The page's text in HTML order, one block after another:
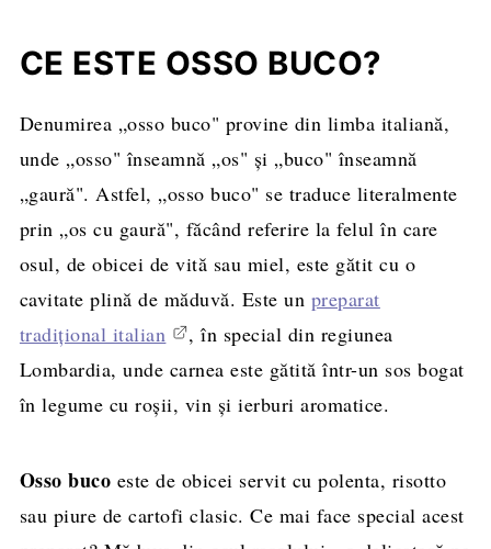
CE ESTE OSSO BUCO?
Denumirea „osso buco" provine din limba italiană,
unde „osso" înseamnă „os" și „buco" înseamnă
„gaură". Astfel, „osso buco" se traduce literalmente
prin „os cu gaură", făcând referire la felul în care
osul, de obicei de vită sau miel, este gătit cu o
cavitate plină de măduvă. Este un preparat
tradițional italian
, în special din regiunea
Lombardia, unde carnea este gătită într-un sos bogat
în legume cu roșii, vin și ierburi aromatice.
Osso buco este de obicei servit cu polenta, risotto
sau piure de cartofi clasic. Ce mai face special acest